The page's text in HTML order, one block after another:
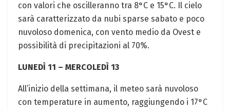
con valori che oscilleranno tra 8°C e 15°C. Il cielo
sarà caratterizzato da nubi sparse sabato e poco
nuvoloso domenica, con vento medio da Ovest e
possibilità di precipitazioni al 70%.
LUNEDÌ 11 – MERCOLEDÌ 13
All’inizio della settimana, il meteo sarà nuvoloso
con temperature in aumento, raggiungendo i 17°C